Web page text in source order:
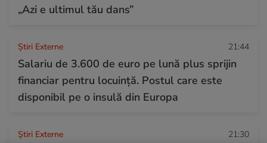
„Azi e ultimul tău dans”
Știri Externe 21:44
Salariu de 3.600 de euro pe lună plus sprijin
financiar pentru locuință. Postul care este
disponibil pe o insulă din Europa
Știri Externe 21:30